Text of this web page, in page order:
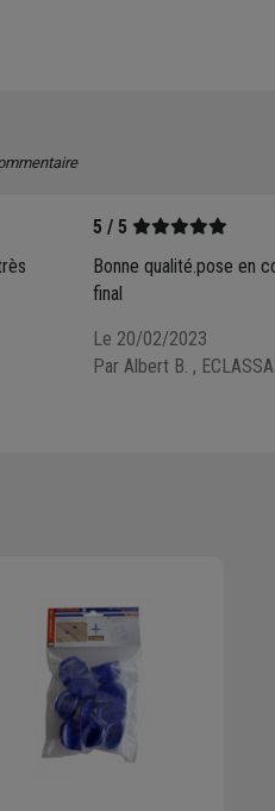
5 / 5
Bonne qualité.pose en
final
Le 20/02/2023
Par Albert B. ,